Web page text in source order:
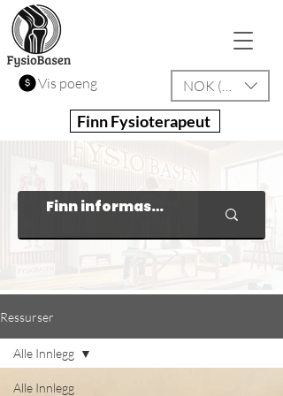
Vis poeng NOK (kr)
Finn Fysioterapeut
Ressurser
Alle Innlegg
Alle Innlegg